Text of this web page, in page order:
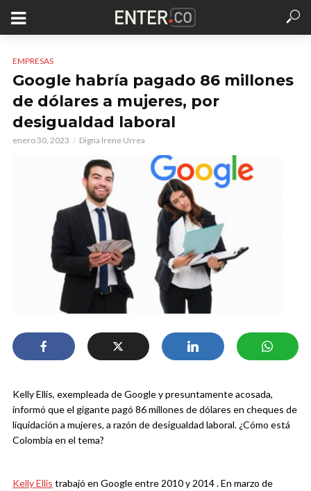
EMPRESAS
Google habría pagado 86 millones
de dólares a mujeres, por
desigualdad laboral
enero 30, 2023 Digna Irene Urrea
Kelly Ellis, exempleada de Google y presuntamente acosada,
informó que el gigante pagó 86 millones de dólares en cheques de
liquidación a mujeres, a razón de desigualdad laboral. ¿Cómo está
Colombia en el tema?
Kelly Ellis trabajó en Google entre 2010 y 2014 . En marzo de